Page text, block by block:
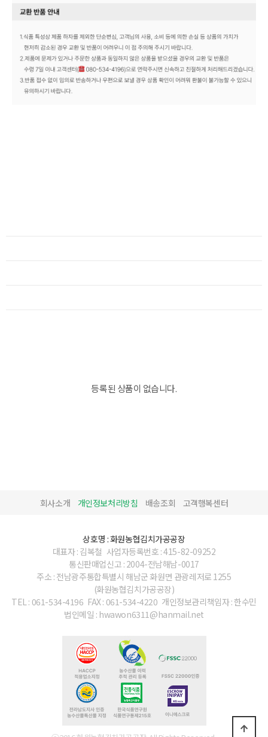
등록된 상품이 없습니다.
회사소개 개인정보처리방침 배송조회 고객행복센터
상호명 : 화원농협김치가공공장
대표자 : 김복철 사업자등록번호 : 415-82-09252
통신판매업신고 : 2004-전남해남-0017
주소 : 전남광주통합특별시 해남군 화원면 관광레저로 1255
(화원농협김치가공공장)
TEL : 061-534-4196 FAX : 061-534-4220 개인정보관리책임자 : 한수민
법인메일 : hwawon6311@hanmail.net